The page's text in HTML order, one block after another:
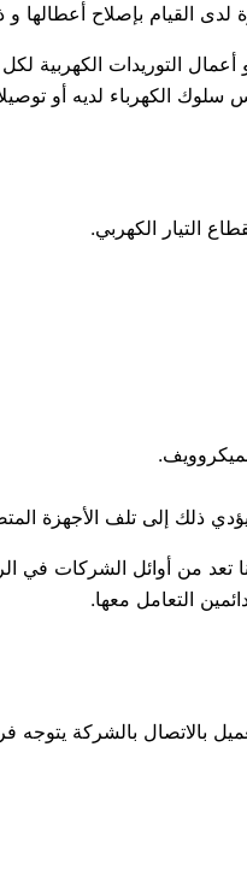
لدى القيام بإصلاح أعطالها
التوريدات الكهربية
الكهرباء لديه أو
التيار الكهربي.
ذلك إلى تلف الأجهزة
تعد من أوائل الشركات
التعامل معها.
بالاتصال بالشركة